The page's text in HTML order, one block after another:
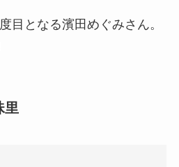
目となる濱田めぐみさん。
里